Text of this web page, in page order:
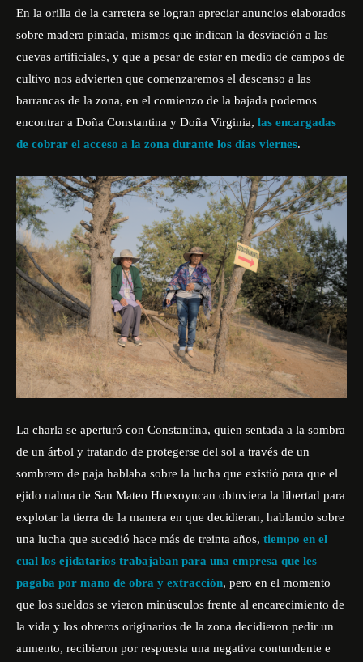
En la orilla de la carretera se logran apreciar anuncios elaborados
sobre madera pintada, mismos que indican la desviación a las
cuevas artificiales, y que a pesar de estar en medio de campos de
cultivo nos advierten que comenzaremos el descenso a las
barrancas de la zona, en el comienzo de la bajada podemos
encontrar a Doña Constantina y Doña Virginia, las encargadas
de cobrar el acceso a la zona durante los días viernes.
La charla se aperturó con Constantina, quien sentada a la sombra
de un árbol y tratando de protegerse del sol a través de un
sombrero de paja hablaba sobre la lucha que existió para que el
ejido nahua de San Mateo Huexoyucan obtuviera la libertad para
explotar la tierra de la manera en que decidieran, hablando sobre
una lucha que sucedió hace más de treinta años, tiempo en el
cual los ejidatarios trabajaban para una empresa que les
pagaba por mano de obra y extracción, pero en el momento
que los sueldos se vieron minúsculos frente al encarecimiento de
la vida y los obreros originarios de la zona decidieron pedir un
aumento, recibieron por respuesta una negativa contundente e